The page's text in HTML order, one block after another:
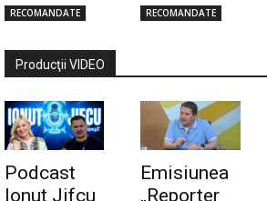
RECOMANDATE RECOMANDATE
Producţii VIDEO
Podcast
Ionuţ Jifcu
Emisiunea
„Reporter